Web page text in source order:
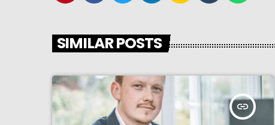
SIMILAR POSTS
insert_link